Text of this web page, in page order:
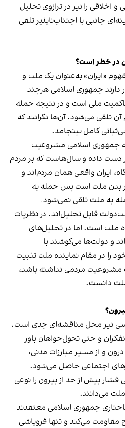
و اخلاقی را نیز در ترازوی تحلیل
جانبی یا اجتناب‌ناپذیر تلقی
در خطر است؟
«ایران» به‌عنوان یک ملت و
دارند جمهوری اسلامی هرچند
ملی است و در نتیجه حمله
آن تلقی می‌شود. آن‌ها نگرانند که
کامل بینجامد.
جمهوری اسلامی مشروعیت
دست داده و سال‌هاست که بر مردم
ایران واقعی همان مردم‌اند و
بدن ملت است پس حمله به
به ملت تلقی نمی‌شود.
قابل تحلیل‌اند. در نظریات
ملت است. اما در تحلیل‌های
و دولت‌ها می‌کوشند با
را در مقام نماینده ملت تثبیت
مشروعیت مردمی نداشته باشد،
دانست.
نیز محل مناقشه‌ای جدی است.
و حتی تحول‌خواهان باور
درون و از مسیر مبارزات مدنی،
اجتماعی حاصل می‌شود.
بیش از حد از بیرون را نوعی
می‌دانند.
جمهوری اسلامی معتقدند
مقاومت می‌کند و تنها فروپاشی